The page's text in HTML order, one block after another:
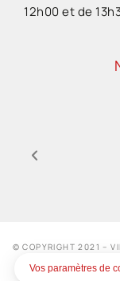
12h00 et de
© COPYRIGHT 2021 –